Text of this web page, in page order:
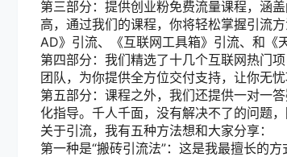
第三部分：提供创业粉免费流量课程，涵
高，通过我们的课程，你将轻松掌握引流
AD》引流、《互联网工具箱》引流、和《
第四部分：我们精选了十几个互联网热门
团队，为你提供全方位交付支持，让你无忧
第五部分：课程之外，我们还提供一对一
化指导。千人千面，没有解决不了的问题
关于引流，我有五种方法想和大家分享：
第一种是“搬砖引流法”：这是我最擅长的